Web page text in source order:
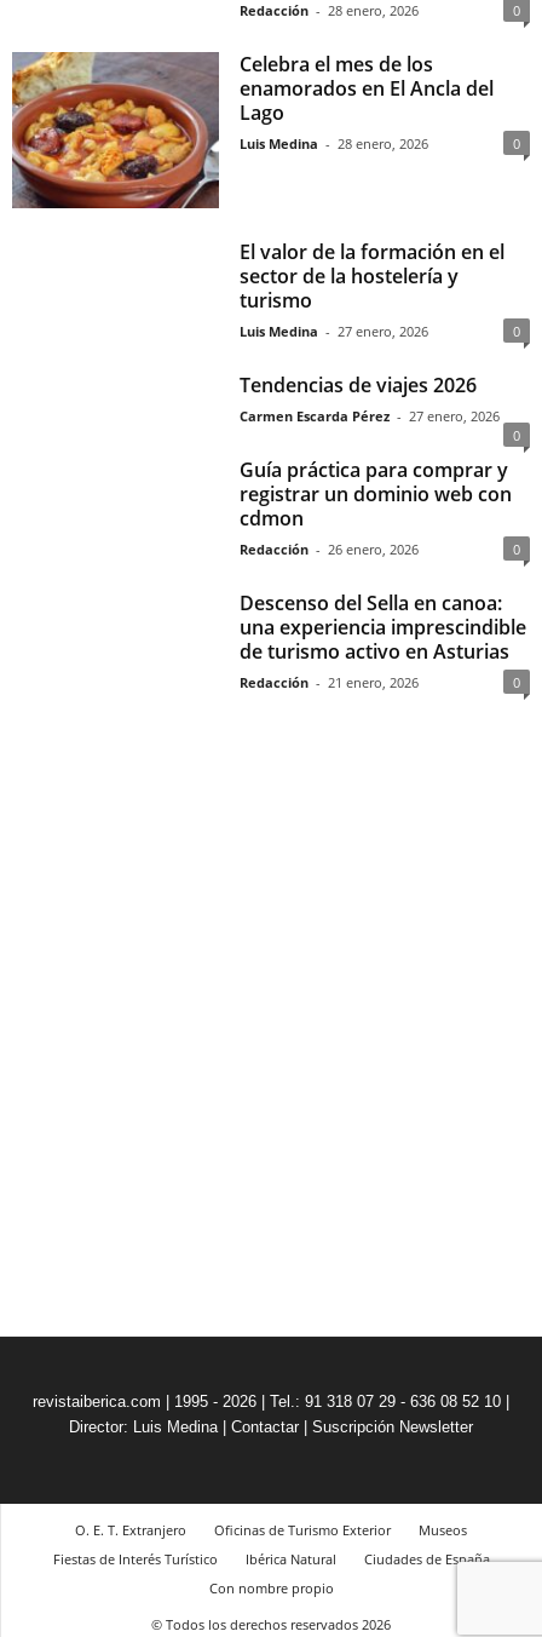
Redacción - 28 enero, 2026 0
Celebra el mes de los
enamorados en El Ancla del
Lago
Luis Medina - 28 enero, 2026 0
El valor de la formación en el
sector de la hostelería y
turismo
Luis Medina - 27 enero, 2026 0
Tendencias de viajes 2026
Carmen Escarda Pérez - 27 enero, 2026
0
Guía práctica para comprar y
registrar un dominio web con
cdmon
Redacción - 26 enero, 2026 0
Descenso del Sella en canoa:
una experiencia imprescindible
de turismo activo en Asturias
Redacción - 21 enero, 2026 0
revistaiberica.com | 1995 - 2026 | Tel.: 91 318 07 29 - 636 08 52 10 |
Director: Luis Medina | Contactar | Suscripción Newsletter
O. E. T. Extranjero Oficinas de Turismo Exterior
Museos
Fiestas de Interés Turístico
Ibérica Natural
Ciudades de España
Con nombre propio
© Todos los derechos reservados 2026